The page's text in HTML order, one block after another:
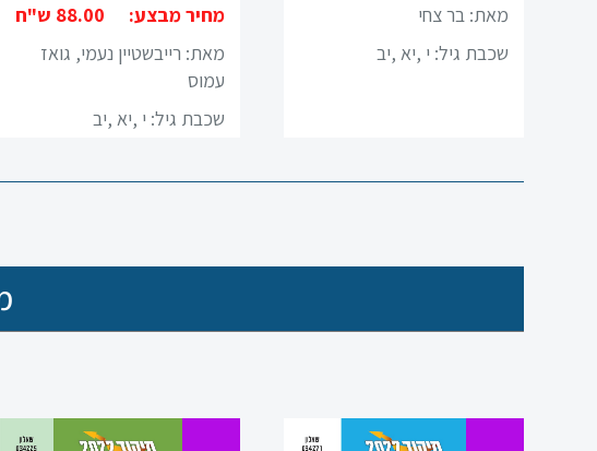
ספרות
גיאוגרפיה
תרבות
מחיר מבצע:
88.00 ש"ח
מאת: רייבשטיין נעמי, גואז
עמוס
שכבת גיל: י ,יא ,יב
מאת: בר צחי
שכבת גיל: י ,יא ,יב